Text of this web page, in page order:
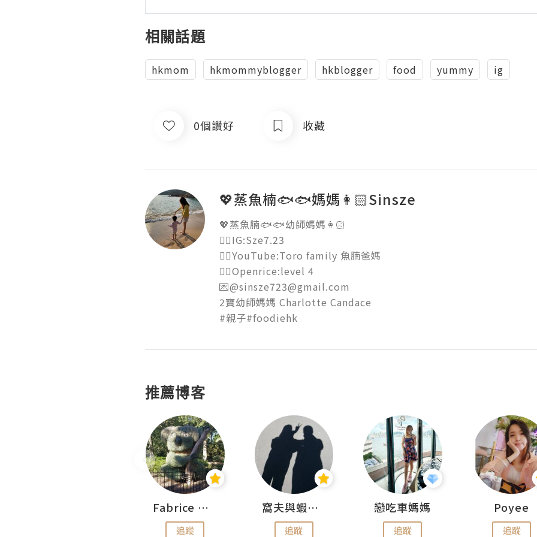
相關話題
hkmom hkmommyblogger hkblogger food yummy ig
0個讚好 收藏
💖蒸魚楠🐟🐟媽媽👩🏻Sinsze
💖蒸魚腩🐟🐟幼師媽媽👩🏻
👉🏻IG:Sze7.23
👉🏻YouTube:Toro family 魚腩爸媽
👉🏻Openrice:level 4
💌@sinsze723@gmail.com
2寶幼師媽媽 Charlotte Candace
#親子#foodiehk
推薦博客
Fabrice 嚐味
追蹤
窩夫與蝦子餅
追蹤
戀吃車媽媽
追蹤
Poyee
追蹤